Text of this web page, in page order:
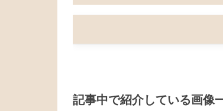
記事中で紹介している画像